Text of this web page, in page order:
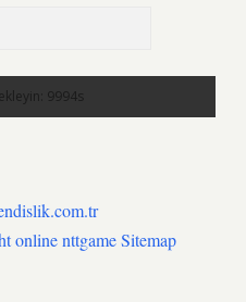
onlinenttgameSitemap